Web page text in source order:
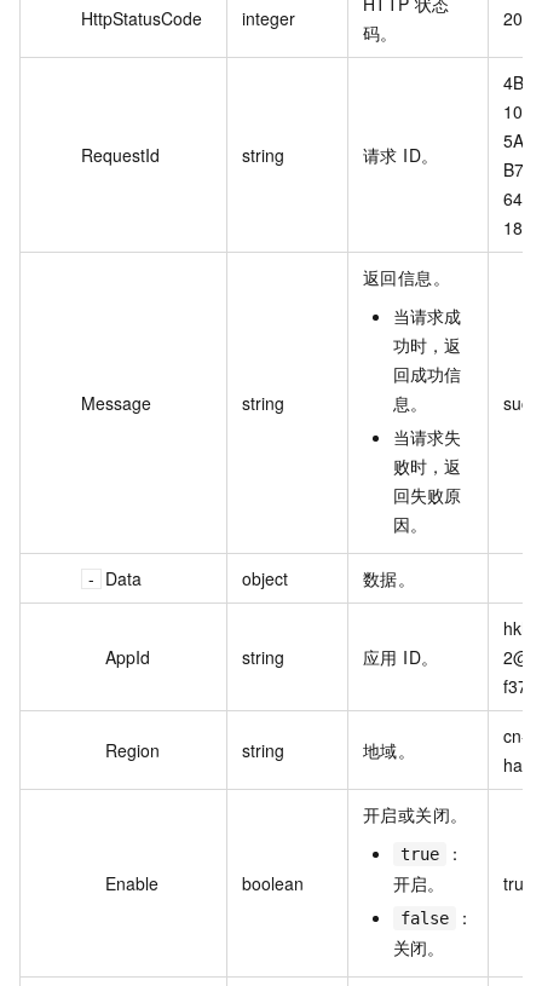
HttpStatusCode integer
码。
200
RequestId string 请求 ID。
Message string
返回信息。
当请求成
功时，返
回成功信
息。
当请求失
败时，返
回失败原
因。
Data object 数据。
AppId string 应用 ID。
Region string 地域。
cn-
Enable boolean
开启或关闭。
true
：
开启。
false
：
关闭。
true